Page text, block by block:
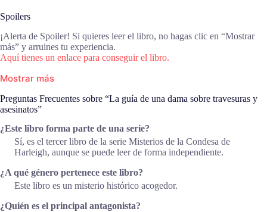
Spoilers
¡Alerta de Spoiler! Si quieres leer el libro, no hagas clic en “Mostrar
más” y arruines tu experiencia.
Aquí tienes un enlace para conseguir el libro.
Mostrar más
Preguntas Frecuentes sobre “La guía de una dama sobre travesuras y
asesinatos”
¿Este libro forma parte de una serie?
Sí, es el tercer libro de la serie Misterios de la Condesa de
Harleigh, aunque se puede leer de forma independiente.
¿A qué género pertenece este libro?
Este libro es un misterio histórico acogedor.
¿Quién es el principal antagonista?